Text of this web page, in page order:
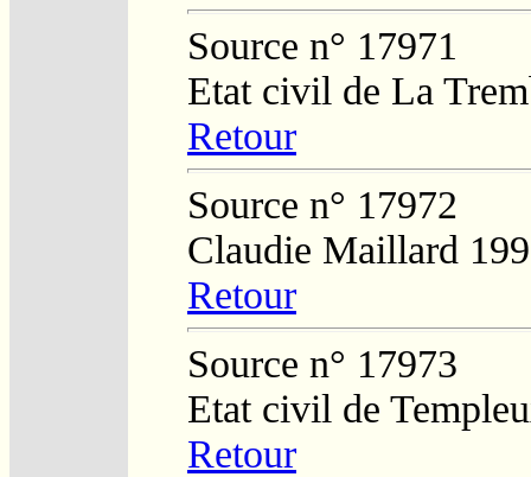
Source n° 17971
Etat civil de La
Retour
Source n° 17972
Claudie Maillard
Retour
Source n° 17973
Etat civil de
Retour